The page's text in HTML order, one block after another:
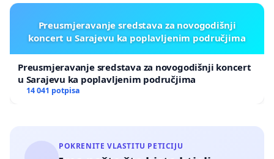
Preusmjeravanje sredstava za novogodišnji
koncert u Sarajevu ka poplavljenim područjima
Preusmjeravanje sredstava za novogodišnji koncert
u Sarajevu ka poplavljenim područjima
14 041 potpisa
POKRENITE VLASTITU PETICIJU